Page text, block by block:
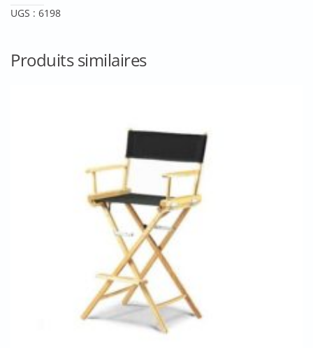
Cabine
Pliable
UGS : 6198
Produits similaires